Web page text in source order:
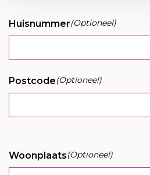
Huisnummer(Optioneel)
Postcode(Optioneel)
Woonplaats(Optioneel)